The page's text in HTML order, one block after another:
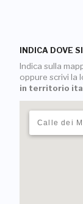
INDICA DOVE
Indica sulla
oppure scrivi la
in territorio